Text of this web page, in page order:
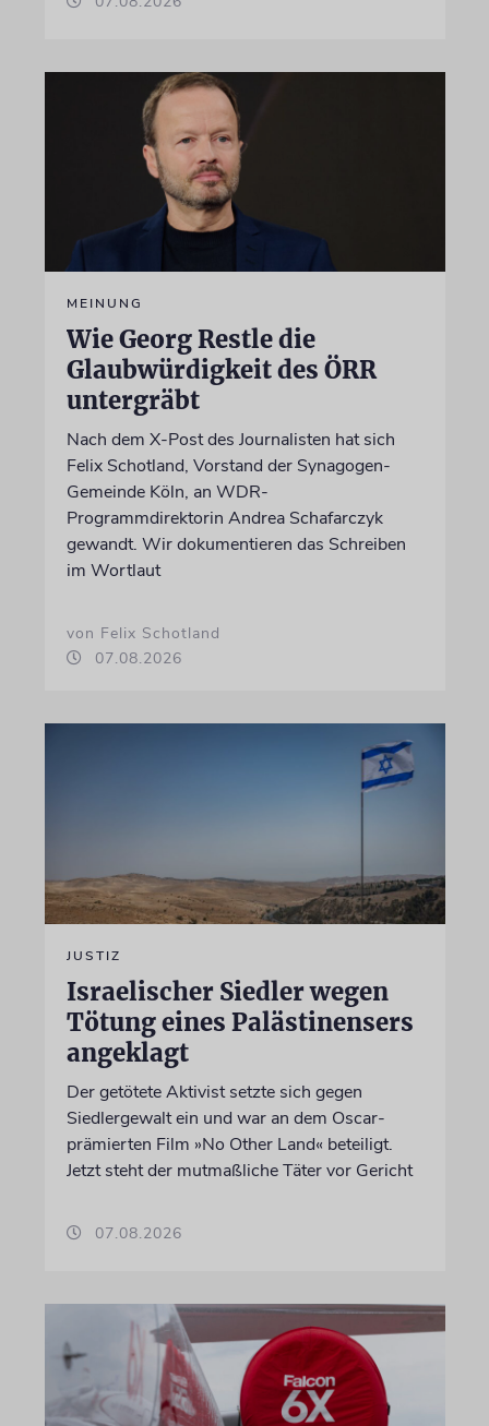
MEINUNG
Wie Georg Restle die
Glaubwürdigkeit des ÖRR
untergräbt
Nach dem X-Post des Journalisten hat sich
Felix Schotland, Vorstand der Synagogen-
Gemeinde Köln, an WDR-
Programmdirektorin Andrea Schafarczyk
gewandt. Wir dokumentieren das Schreiben
im Wortlaut
von Felix Schotland
07.08.2026
JUSTIZ
Israelischer Siedler wegen
Tötung eines Palästinensers
angeklagt
Der getötete Aktivist setzte sich gegen
Siedlergewalt ein und war an dem Oscar-
prämierten Film »No Other Land« beteiligt.
Jetzt steht der mutmaßliche Täter vor Gericht
07.08.2026